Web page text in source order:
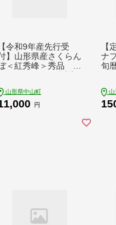
【令和9年産先行受
】山形県産さくらん
＜紅秀峰＞秀品 約
夏果物 サクランボ
1040
山形県中山町
円
【
ナ
旬
山